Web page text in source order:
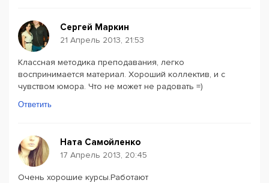
Сергей Маркин
21 Апрель 2013, 21:53
Классная методика преподавания, легко
воспринимается материал. Хороший коллектив, и с
чувством юмора. Что не может не радовать =)
Ответить
Ната Самойленко
17 Апрель 2013, 20:45
Очень хорошие курсы.Работают